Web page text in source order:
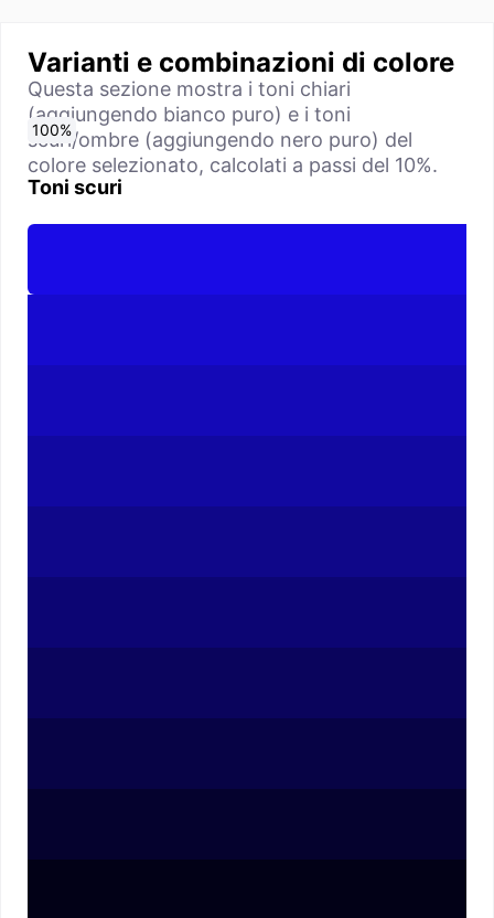
Varianti e combinazioni di colore
Questa sezione mostra i toni chiari
(aggiungendo bianco puro) e i toni
scuri/ombre (aggiungendo nero puro) del
colore selezionato, calcolati a passi del 10%.
Toni scuri
0%
10%
20%
30%
40%
50%
60%
70%
80%
90%
100%